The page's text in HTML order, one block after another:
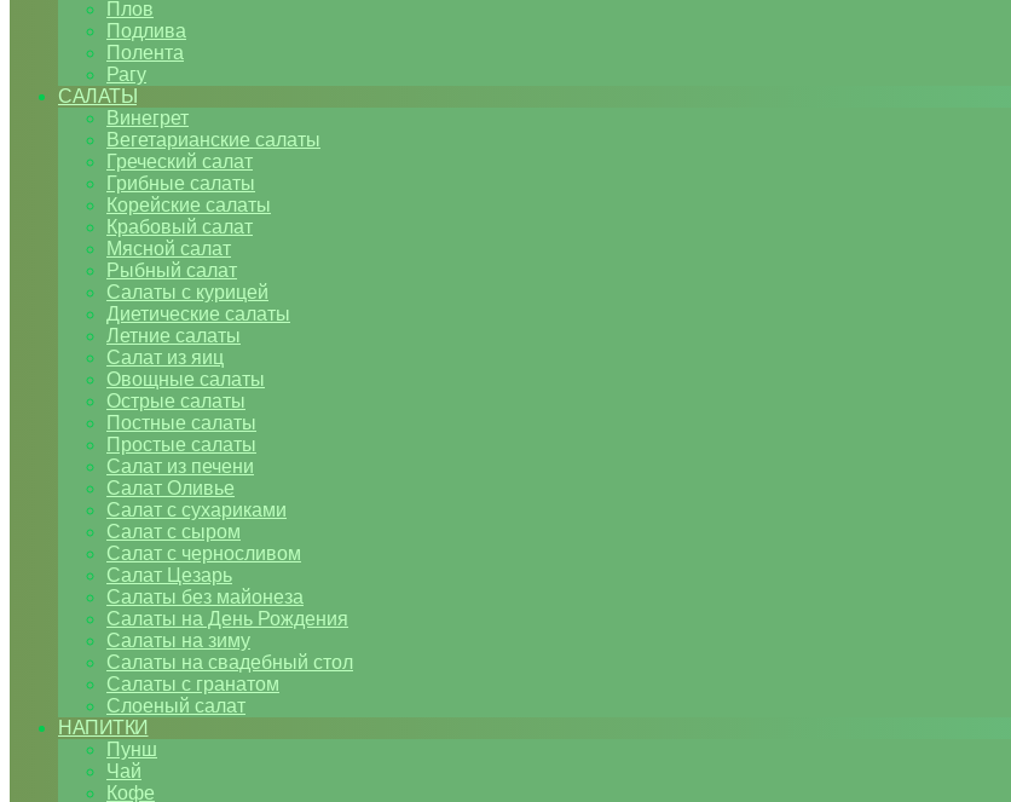
Плов
Подлива
Полента
Рагу
САЛАТЫ
Винегрет
Вегетарианские салаты
Греческий салат
Грибные салаты
Корейские салаты
Крабовый салат
Мясной салат
Рыбный салат
Салаты с курицей
Диетические салаты
Летние салаты
Салат из яиц
Овощные салаты
Острые салаты
Постные салаты
Простые салаты
Салат из печени
Салат Оливье
Салат с сухариками
Салат с сыром
Салат с черносливом
Салат Цезарь
Салаты без майонеза
Салаты на День Рождения
Салаты на зиму
Салаты на свадебный стол
Салаты с гранатом
Слоеный салат
НАПИТКИ
Пунш
Чай
Кофе